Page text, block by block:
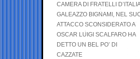
CAMERA DI FRATELLI
GALEAZZO BIGNAMI, NEL
ATTACCO SCONSIDERATO A
OSCAR LUIGI SCALFARO HA
DETTO UN BEL PO’ DI
CAZZATE